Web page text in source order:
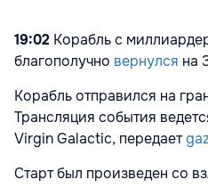
19:02 Корабль с
благополучно вернулся на
Корабль отправился на
Трансляция события
Virgin Galactic, передает
Старт был произведен со